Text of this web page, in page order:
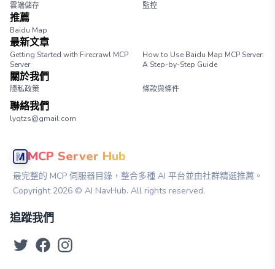
雲端儲存
監控
推薦
Baidu Map
最新文章
Getting Started with Firecrawl MCP
Server
How to Use Baidu Map MCP Server:
A Step-by-Step Guide
關於我們
隱私政策 條款與條件
聯絡我們
lyqtzs@gmail.com
MCP Server Hub
最完整的 MCP 伺服器目錄，整合多種 AI 平台並由社群精選推薦。
Copyright 2026© AI NavHub. All rights reserved.
追蹤我們